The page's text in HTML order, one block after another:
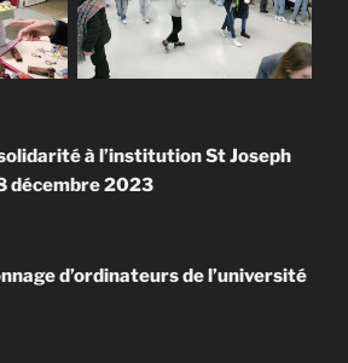
à l’institution St Joseph
décembre 2023
d’ordinateurs de l’université